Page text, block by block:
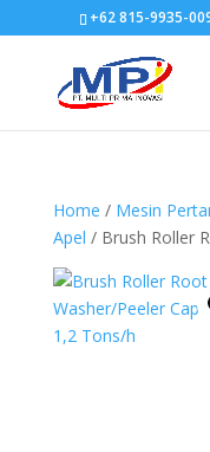
+62 815-9935-
Home / Mesin
Apel / Brush Roller